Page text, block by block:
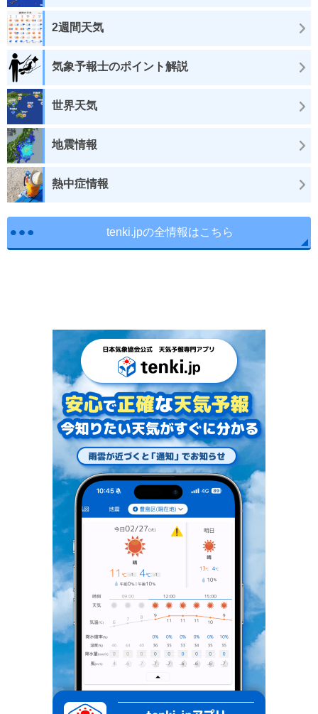
2週間天気
気象予報士のポイント解説
世界天気
地震情報
熱中症情報
tenki.jpの全情報はこちら